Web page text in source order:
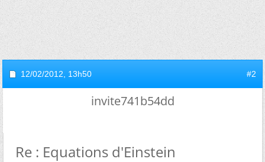
12/02/2012, 13h50 #2
invite741b54dd
Re : Equations d'Einstein